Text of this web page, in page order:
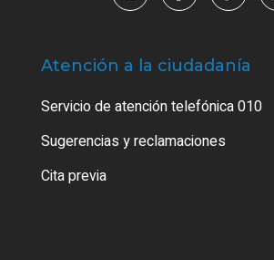
Atención a la ciudadanía
Servicio de atención telefónica 010
Sugerencias y reclamaciones
Cita previa